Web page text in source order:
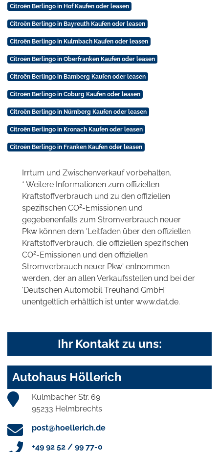
Citroën Berlingo in Hof Kaufen oder leasen
Citroën Berlingo in Bayreuth Kaufen oder leasen
Citroën Berlingo in Kulmbach Kaufen oder leasen
Citroën Berlingo in Oberfranken Kaufen oder leasen
Citroën Berlingo in Bamberg Kaufen oder leasen
Citroën Berlingo in Coburg Kaufen oder leasen
Citroën Berlingo in Nürnberg Kaufen oder leasen
Citroën Berlingo in Kronach Kaufen oder leasen
Citroën Berlingo in Franken Kaufen oder leasen
Irrtum und Zwischenverkauf vorbehalten.
* Weitere Informationen zum offiziellen
Kraftstoffverbrauch und zu den offiziellen
spezifischen CO2-Emissionen und
gegebenenfalls zum Stromverbrauch neuer
Pkw können dem 'Leitfaden über den offiziellen
Kraftstoffverbrauch, die offiziellen spezifischen
CO2-Emissionen und den offiziellen
Stromverbrauch neuer Pkw' entnommen
werden, der an allen Verkaufsstellen und bei der
'Deutschen Automobil Treuhand GmbH'
unentgeltlich erhältlich ist unter www.dat.de.
Ihr Kontakt zu uns:
Autohaus Höllerich
Kulmbacher Str. 69
95233 Helmbrechts
post@hoellerich.de
+49 92 52 / 99 77-0